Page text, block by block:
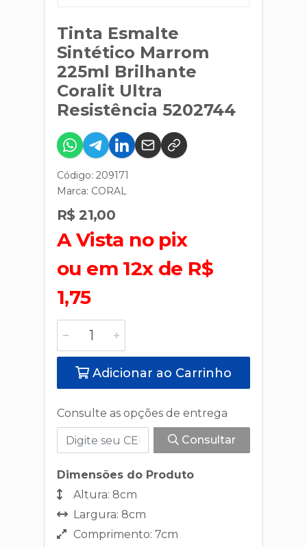
Tinta Esmalte
Sintético Marrom
225ml Brilhante
Coralit Ultra
Resistência 5202744
Código: 209171
Marca: CORAL
R$ 21,00
A Vista no pix
ou em 12x de R$
1,75
Adicionar ao Carrinho
Consulte as opções de entrega
Consultar
Dimensões do Produto
Altura: 8cm
Largura: 8cm
Comprimento: 7cm